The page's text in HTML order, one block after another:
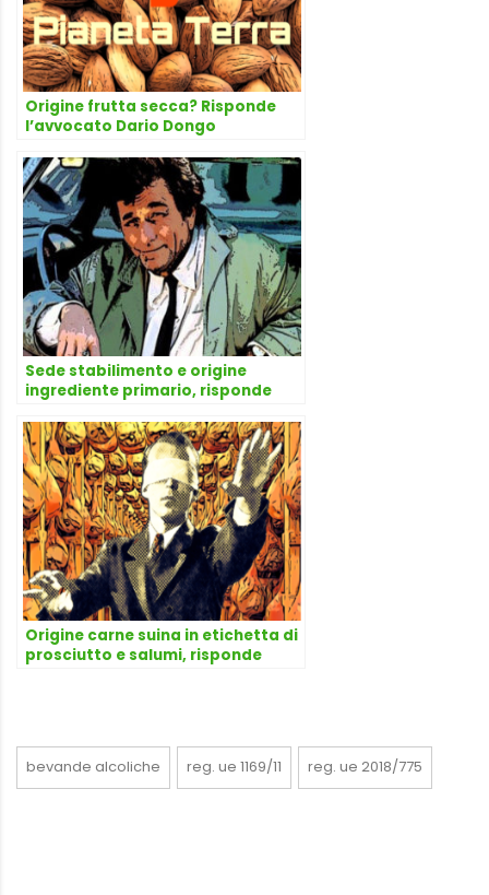
Origine frutta secca? Risponde
l’avvocato Dario Dongo
Sede stabilimento e origine
ingrediente primario, risponde
Origine carne suina in etichetta di
prosciutto e salumi, risponde
bevande alcoliche reg. ue 1169/11 reg. ue 2018/775